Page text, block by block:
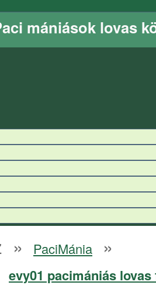
mániások lovas
» PaciMánia »
evy01 pacimániás